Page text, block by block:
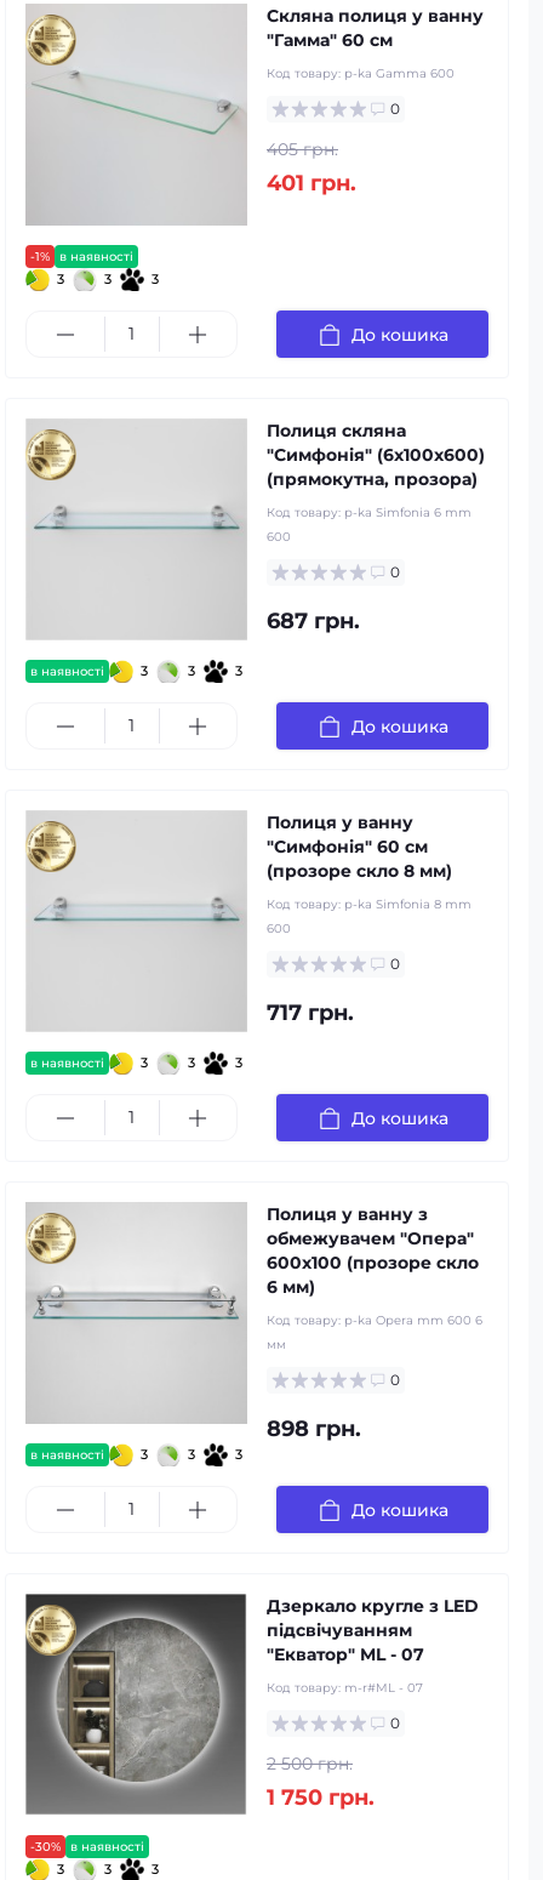
-1% в наявності
3 3 3
Скляна полиця у ванну
"Гамма" 60 см
Код товару: p-ka Gamma 600
0
405 грн.
401 грн.
До кошика
в наявності 3 3 3
Полиця скляна
"Симфонія" (6x100x600)
(прямокутна, прозора)
Код товару: p-ka Simfonia 6 mm
600
0
687 грн.
До кошика
в наявності 3 3 3
Полиця у ванну
"Симфонія" 60 см
(прозоре скло 8 мм)
Код товару: p-ka Simfonia 8 mm
600
0
717 грн.
До кошика
в наявності 3 3 3
Полиця у ванну з
обмежувачем "Опера"
600x100 (прозоре скло
6 мм)
Код товару: p-ka Opera mm 600 6
мм
0
898 грн.
До кошика
-30% в наявності
3 3 3
Дзеркало кругле з LED
підсвічуванням
"Екватор" ML - 07
Код товару: m-r#ML - 07
0
2 500 грн.
1 750 грн.